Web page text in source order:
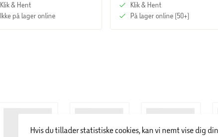
Klik & Hent
Ikke på lager online
Klik & Hent
På lager online (50+)
Hvis du tillader statistiske cookies, kan vi nemt vise dig